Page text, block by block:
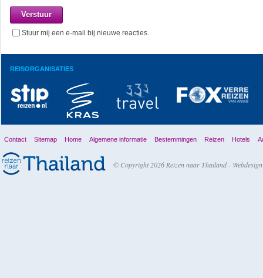
Stuur mij een e-mail bij nieuwe reacties.
REISORGANISATIES
Contact Sitemap Home Algemene informatie Bestemmingen Reizen Hotels
© Copyright 2026 Reizen naar Thailand - Webdesign